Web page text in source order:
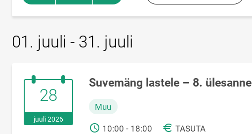
01. juuli - 31. juuli
28.juuli.2026
28
juuli 2026
Suvemäng lastele – 8. ülesanne
Muu
AEG10:00 - 18:00 HINDTASUTA